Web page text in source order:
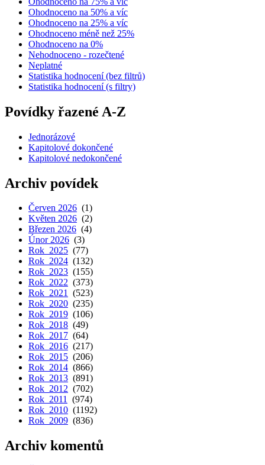
Ohodnoceno na 50% a víc
Ohodnoceno na 25% a víc
Ohodnoceno méně než 25%
Ohodnoceno na 0%
Nehodnoceno - rozečtené
Neplatné
Statistika hodnocení (bez filtrů)
Statistika hodnocení (s filtry)
Povídky řazené A-Z
Jednorázové
Kapitolové dokončené
Kapitolové nedokončené
Archiv povídek
Červen 2026 (1)
Květen 2026 (2)
Březen 2026 (4)
Únor 2026 (3)
Rok 2025 (77)
Rok 2024 (132)
Rok 2023 (155)
Rok 2022 (373)
Rok 2021 (523)
Rok 2020 (235)
Rok 2019 (106)
Rok 2018 (49)
Rok 2017 (64)
Rok 2016 (217)
Rok 2015 (206)
Rok 2014 (866)
Rok 2013 (891)
Rok 2012 (702)
Rok 2011 (974)
Rok 2010 (1192)
Rok 2009 (836)
Archiv komentů